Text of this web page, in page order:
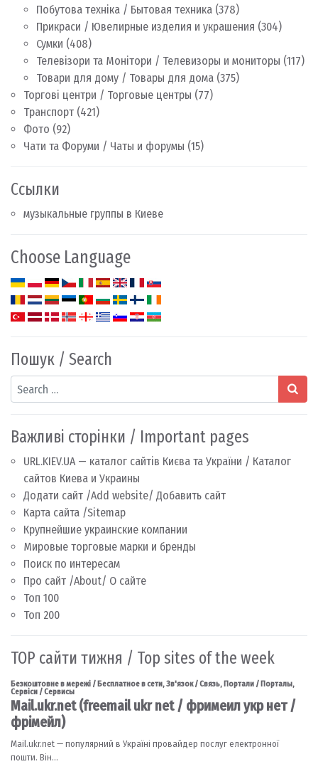
Побутова техніка / Бытовая техника (378)
Прикраси / Ювелирные изделия и украшения (304)
Сумки (408)
Телевізори та Монітори / Телевизоры и мониторы (117)
Товари для дому / Товары для дома (375)
Торгові центри / Торговые центры (77)
Транспорт (421)
Фото (92)
Чати та Форуми / Чаты и форумы (15)
Ссылки
музыкальные группы в Киеве
Choose Language
Пошук / Search
Search
Важливі сторінки / Important pages
URL.KIEV.UA — каталог сайтів Києва та України / Каталог
сайтов Киева и Украины
Додати сайт /Add website/ Добавить сайт
Карта сайта /Sitemap
Крупнейшие украинские компании
Мировые торговые марки и бренды
Поиск по интересам
Про сайт /About/ О сайте
Топ 100
Топ 200
TOP сайти тижня / Top sites of the week